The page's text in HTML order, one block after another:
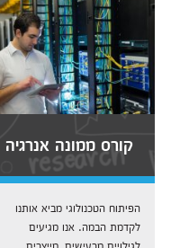
קורס ממונה אנרגיה
הפיתוח הטכנולוגי מביא אותנו
לקדמת הבמה. אנו מגיעים
לגילויים מרעישים, מייצרים